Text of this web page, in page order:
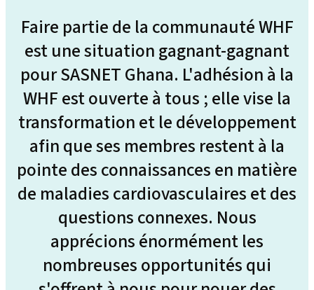
Faire partie de la communauté WHF
est une situation gagnant-gagnant
pour SASNET Ghana. L'adhésion à la
WHF est ouverte à tous ; elle vise la
transformation et le développement
afin que ses membres restent à la
pointe des connaissances en matière
de maladies cardiovasculaires et des
questions connexes. Nous
apprécions énormément les
nombreuses opportunités qui